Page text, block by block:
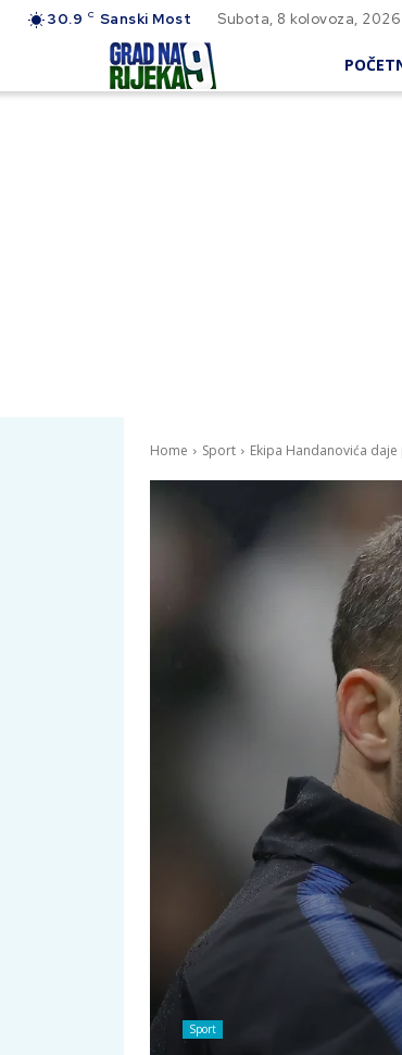
30.9 C Sanski Most Subota, 8 kolovoza, 2026
Home Sport Ekipa Handanovića
Sport